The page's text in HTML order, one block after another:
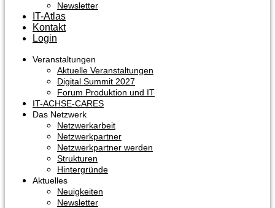
Newsletter
IT-Atlas
Kontakt
Login
Veranstaltungen
Aktuelle Veranstaltungen
Digital Summit 2027
Forum Produktion und IT
IT-ACHSE-CARES
Das Netzwerk
Netzwerkarbeit
Netzwerkpartner
Netzwerkpartner werden
Strukturen
Hintergründe
Aktuelles
Neuigkeiten
Newsletter